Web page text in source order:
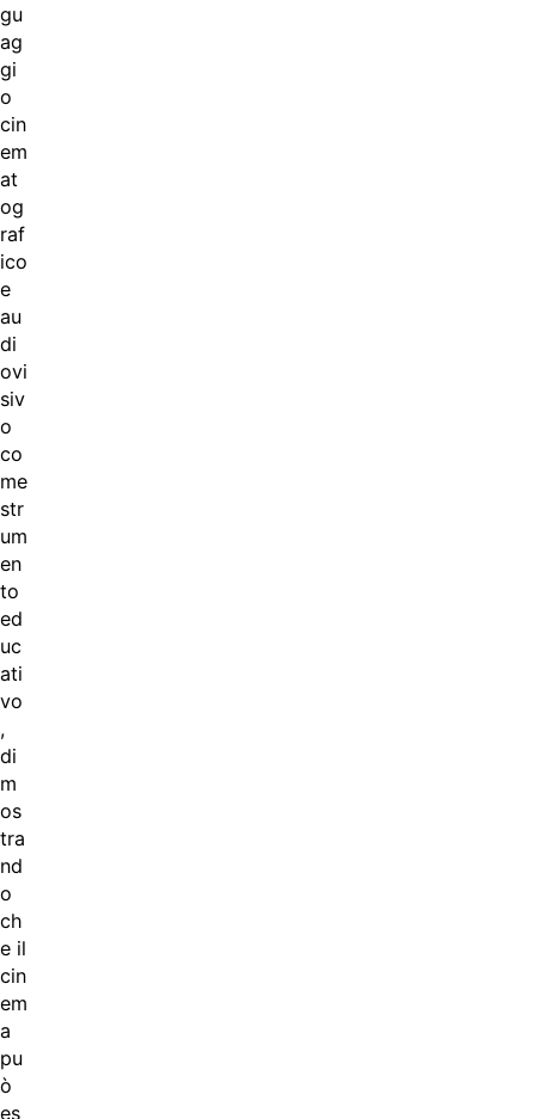
gu
ag
gi
o
cin
em
at
og
raf
ico
e
au
di
ovi
siv
o
co
me
str
um
en
to
ed
uc
ati
vo
,
di
m
os
tra
nd
o
ch
e il
cin
em
a
pu
ò
es